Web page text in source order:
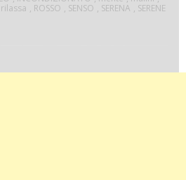
I
COLORI”
rilassa , ROSSO , SENSO , SERENA , SERENE